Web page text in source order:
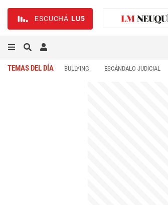
ESCUCHÁ LU5
TEMAS DEL DÍA BULLYING ESCÁNDALO JUDICIAL